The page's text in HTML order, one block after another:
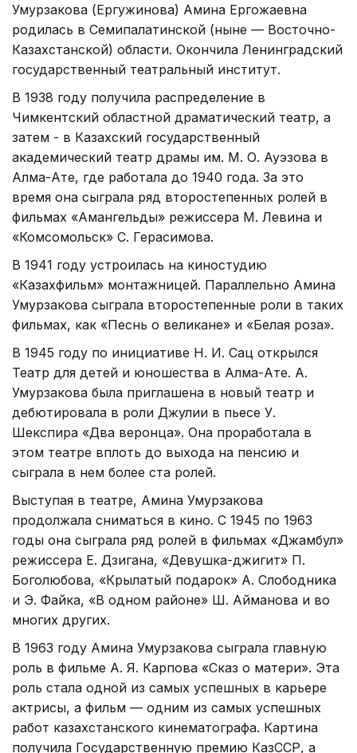
Умурзакова (Ергужинова) Амина Ергожаевна
родилась в Семипалатинской (ныне — Восточно-
Казахстанской) области. Окончила Ленинградский
государственный театральный институт.
В 1938 году получила распределение в
Чимкентский областной драматический театр, а
затем - в Казахский государственный
академический театр драмы им. М. О. Ауэзова в
Алма-Ате, где работала до 1940 года. За это
время она сыграла ряд второстепенных ролей в
фильмах «Амангельды» режиссера М. Левина и
«Комсомольск» С. Герасимова.
В 1941 году устроилась на киностудию
«Казахфильм» монтажницей. Параллельно Амина
Умурзакова сыграла второстепенные роли в таких
фильмах, как «Песнь о великане» и «Белая роза».
В 1945 году по инициативе Н. И. Сац открылся
Театр для детей и юношества в Алма-Ате. А.
Умурзакова была приглашена в новый театр и
дебютировала в роли Джулии в пьесе У.
Шекспира «Два веронца». Она проработала в
этом театре вплоть до выхода на пенсию и
сыграла в нем более ста ролей.
Выступая в театре, Амина Умурзакова
продолжала сниматься в кино. С 1945 по 1963
годы она сыграла ряд ролей в фильмах «Джамбул»
режиссера Е. Дзигана, «Девушка-джигит» П.
Боголюбова, «Крылатый подарок» А. Слободника
и Э. Файка, «В одном районе» Ш. Айманова и во
многих других.
В 1963 году Амина Умурзакова сыграла главную
роль в фильме А. Я. Карпова «Сказ о матери». Эта
роль стала одной из самых успешных в карьере
актрисы, а фильм — одним из самых успешных
работ казахстанского кинематографа. Картина
получила Государственную премию КазССР, а